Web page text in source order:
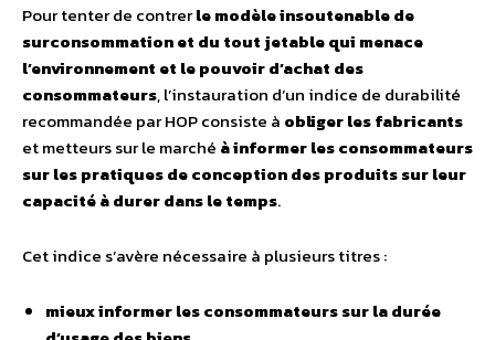
Pour tenter de contrerle modèle insoutenable de
surconsommation et du tout jetable qui menace
l’environnement et le pouvoir d’achat des
consommateurs, l’instauration d’un indice de durabilité
recommandée par HOP consiste à obliger les fabricants
et metteurs sur le marché à informer les consommateurs
sur les pratiques de conception des produits sur leur
capacité à durer dans le temps.
Cet indice s’avère nécessaire à plusieurs titres :
mieux informer les consommateurs sur la durée